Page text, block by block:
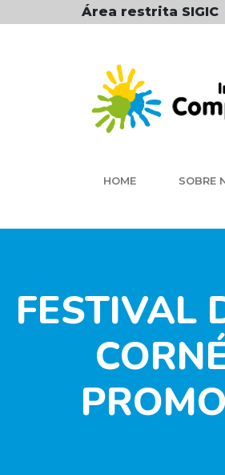
Área restrita SIGIC
HOME SOBRE
FESTIVAL